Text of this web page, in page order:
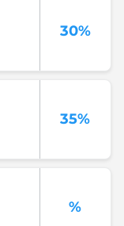
30%
35%
%